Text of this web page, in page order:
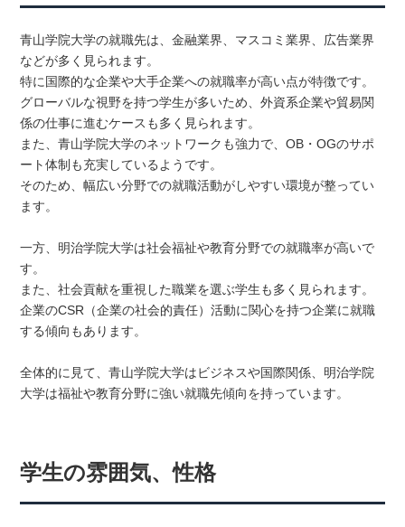
青山学院大学の就職先は、金融業界、マスコミ業界、広告業界
などが多く見られます。
特に国際的な企業や大手企業への就職率が高い点が特徴です。
グローバルな視野を持つ学生が多いため、外資系企業や貿易関
係の仕事に進むケースも多く見られます。
また、青山学院大学のネットワークも強力で、OB・OGのサポ
ート体制も充実しているようです。
そのため、幅広い分野での就職活動がしやすい環境が整ってい
ます。
一方、明治学院大学は社会福祉や教育分野での就職率が高いで
す。
また、社会貢献を重視した職業を選ぶ学生も多く見られます。
企業のCSR（企業の社会的責任）活動に関心を持つ企業に就職
する傾向もあります。
全体的に見て、青山学院大学はビジネスや国際関係、明治学院
大学は福祉や教育分野に強い就職先傾向を持っています。
学生の雰囲気、性格